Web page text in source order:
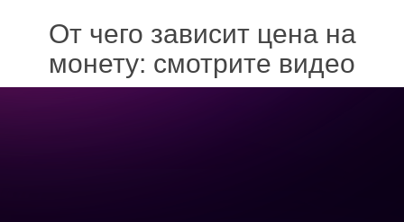
От чего зависит цена на
монету: смотрите видео